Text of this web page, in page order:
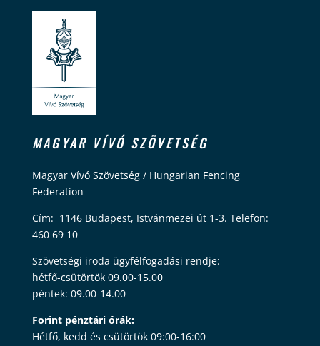
MAGYAR VÍVÓ SZÖVETSÉG
Magyar Vívó Szövetség / Hungarian Fencing
Federation
Cím: 1146 Budapest, Istvánmezei út 1-3. Telefon:
460 69 10
Szövetségi iroda ügyfélfogadási rendje:
hétfő-csütörtök 09.00-15.00
péntek: 09.00-14.00
Forint pénztári órák:
Hétfő, kedd és csütörtök 09:00-16:00